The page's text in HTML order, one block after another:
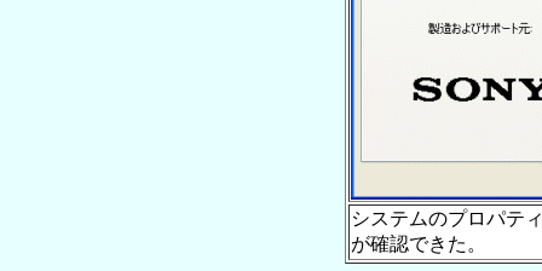
システムのプロパテ
が確認できた。